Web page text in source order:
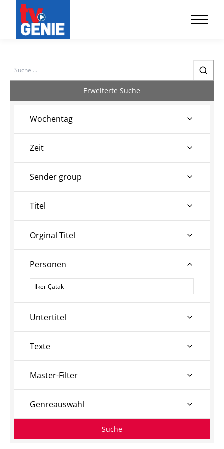
Search
Erweiterte Suche
Wochentag
Zeit
Sender group
Titel
Orginal Titel
Personen
Personen
Untertitel
Texte
Master-Filter
Genreauswahl
Suche